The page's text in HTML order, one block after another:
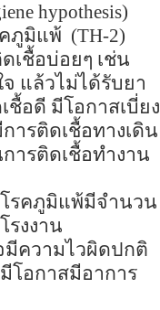
hypothesis)
ภูมิแพ้ (TH-2)
เชื้อบ่อยๆ เช่น
แล้วไม่ได้รับยา
อดี มีโอกาสเบี่ยง
ารติดเชื้อทางเดิน
ารติดเชื้อทำงาน
โรคภูมิแพ้มีจำนวน
งงาน
มีความไวผิดปกติ
มีโอกาสมีอาการ